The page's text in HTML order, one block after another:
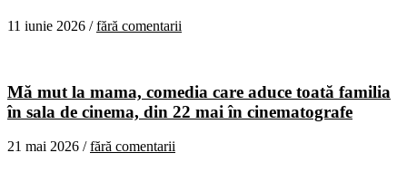
11 iunie 2026 /fără comentarii
Mă mut la mama, comedia care aduce toată familia
în sala de cinema, din 22 mai în cinematografe
21 mai 2026 /fără comentarii